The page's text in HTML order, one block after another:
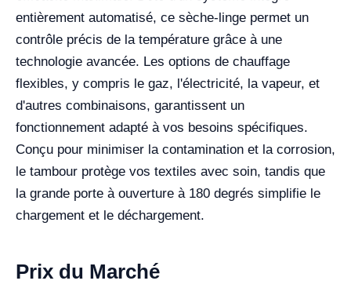
entièrement automatisé, ce sèche-linge permet un
contrôle précis de la température grâce à une
technologie avancée. Les options de chauffage
flexibles, y compris le gaz, l'électricité, la vapeur, et
d'autres combinaisons, garantissent un
fonctionnement adapté à vos besoins spécifiques.
Conçu pour minimiser la contamination et la corrosion,
le tambour protège vos textiles avec soin, tandis que
la grande porte à ouverture à 180 degrés simplifie le
chargement et le déchargement.
Prix du Marché